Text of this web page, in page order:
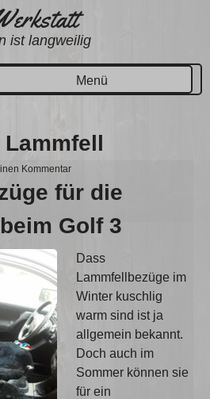
ist langweilig
Menü
Lammfell
Kommentar
für die
Golf 3
Dass
Lammfellbezüge im
Winter kuschlig
warm sind ist ja
allgemein bekannt.
Doch auch im
Sommer können sie
für ein